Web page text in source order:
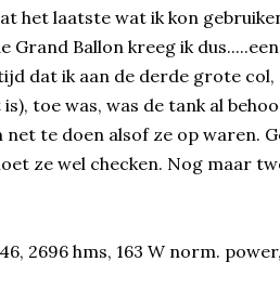
het laatste wat ik kon
Grand Ballon kreeg ik
dat ik aan de derde grote col,
toe was, was de tank al
te doen alsof ze op waren.
ze wel checken. Nog maar
2696 hms, 163 W norm.